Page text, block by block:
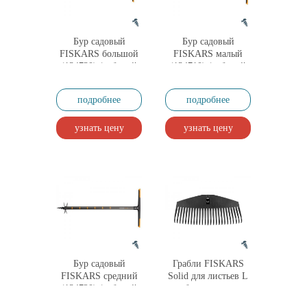
Бур садовый
FISKARS большой
(134730) (рабочий
подробнее
узнать цену
Бур садовый
FISKARS малый
(134710) (рабочий
подробнее
узнать цену
Бур садовый
FISKARS средний
(134720) (рабочий
Грабли FISKARS
Solid для листьев L
без черенка